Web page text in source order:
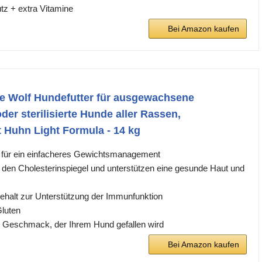
+ extra Vitamine
Bei Amazon kaufen
Wolf Hundefutter für ausgewachsene
sterilisierte Hunde aller Rassen,
Light Formula - 14 kg
ein einfacheres Gewichtsmanagement
Cholesterinspiegel und unterstützen eine gesunde Haut und
zur Unterstützung der Immunfunktion
der Ihrem Hund gefallen wird
Bei Amazon kaufen